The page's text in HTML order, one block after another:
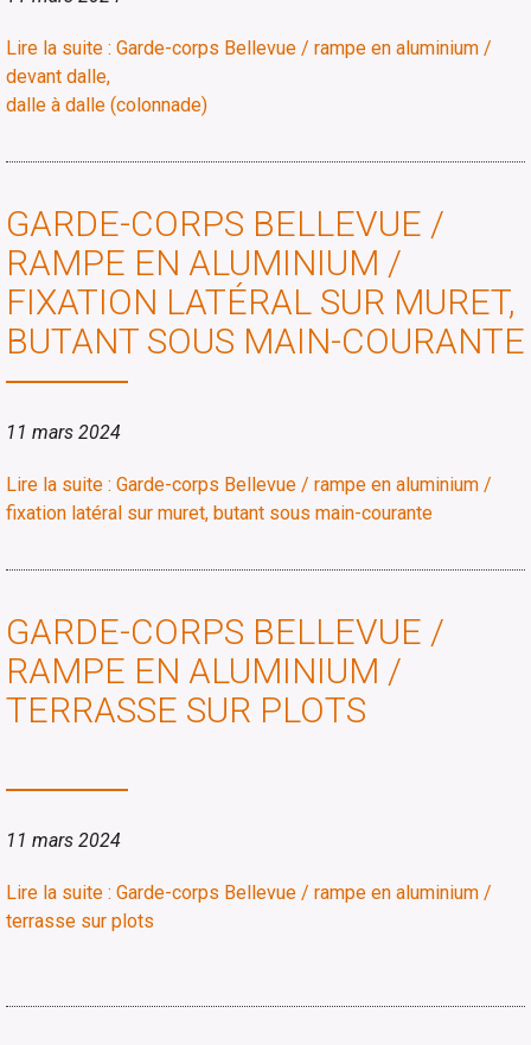
Lire la suite : Garde-corps Bellevue / rampe en aluminium /
devant dalle,
dalle à dalle (colonnade)
GARDE-CORPS BELLEVUE /
RAMPE EN ALUMINIUM /
FIXATION LATÉRAL SUR MURET,
BUTANT SOUS MAIN-COURANTE
11 mars 2024
Lire la suite : Garde-corps Bellevue / rampe en aluminium /
fixation latéral sur muret, butant sous main-courante
GARDE-CORPS BELLEVUE /
RAMPE EN ALUMINIUM /
TERRASSE SUR PLOTS
11 mars 2024
Lire la suite : Garde-corps Bellevue / rampe en aluminium /
terrasse sur plots